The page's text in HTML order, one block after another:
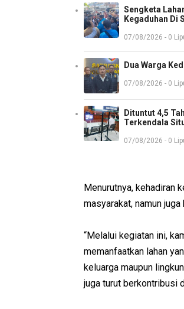
Sengketa
Kegaduhan Di
07/08/2026 - 0
Dua Warga
07/08/2026 - 0
Dituntut 4,5
Terkendala
07/08/2026 - 0
Menurutnya, kehadiran
masyarakat, namun
“Melalui kegiatan ini,
memanfaatkan lahan
keluarga maupun
juga turut berkontribusi